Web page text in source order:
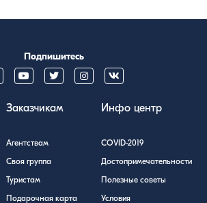
Подпишитесь
Заказчикам
Агентствам
Своя группа
Туристам
Подарочная карта
Инфо центр
COVID-2019
Достопримечательности
Полезные советы
Условия